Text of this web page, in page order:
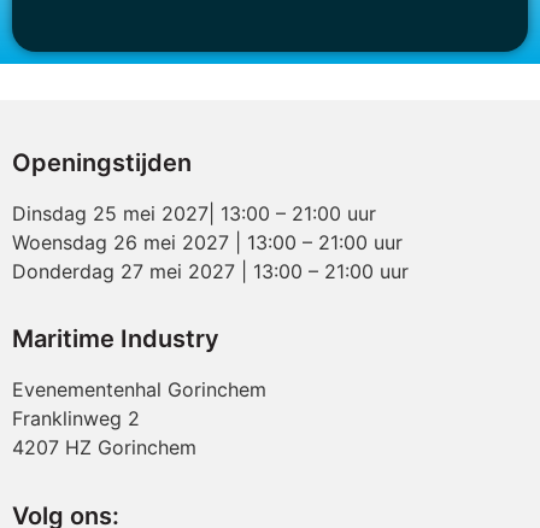
Openingstijden
Dinsdag 25 mei 2027| 13:00 – 21:00 uur
Woensdag 26 mei 2027 | 13:00 – 21:00 uur
Donderdag 27 mei 2027 | 13:00 – 21:00 uur
Maritime Industry
Evenementenhal Gorinchem
Franklinweg 2
4207 HZ Gorinchem
Volg ons: